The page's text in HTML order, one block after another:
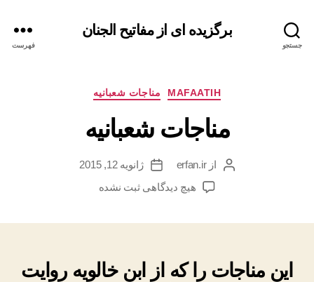
جستجو
برگزیده ای از مفاتیح الجنان
فهرست
دسته‌ها MAFAATIH مناجات شعبانیه
مناجات شعبانیه
نویسنده
نوشته
ازerfan.ir
تاریخژانویه 12, 2015
هیچ دیدگاهیبرای
ثبت نشده
این مناجات را که از ابن خالویه روایت